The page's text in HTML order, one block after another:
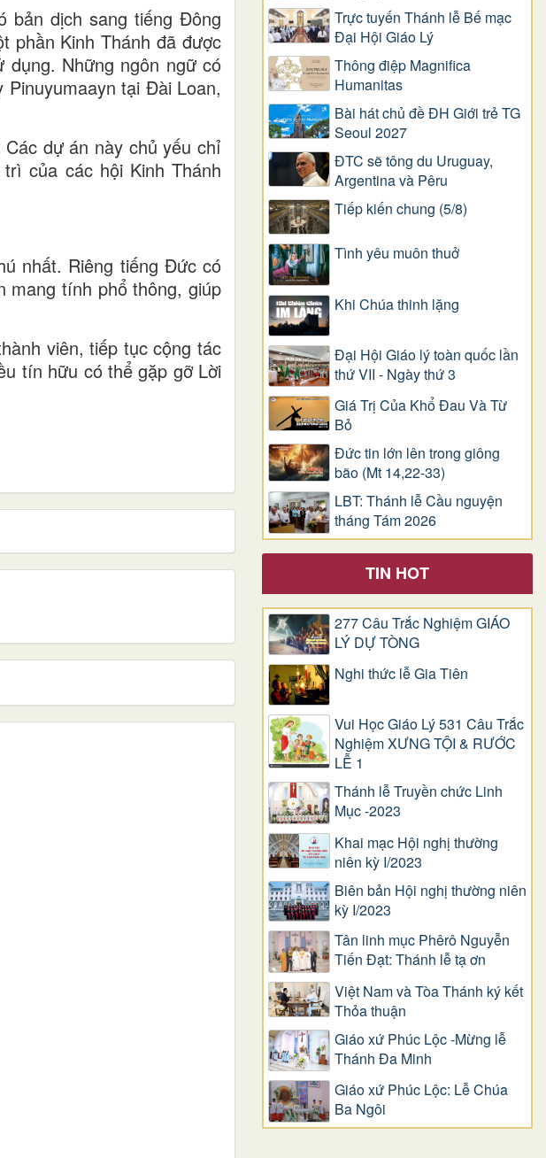
bản dịch sang tiếng Đông
phần Kinh Thánh đã được
dụng. Những ngôn ngữ có
tại Đài Loan,
dự án này chủ yếu chỉ
của các hội Kinh Thánh
nhất. Riêng tiếng Đức có
mang tính phổ thông, giúp
viên, tiếp tục cộng tác
tín hữu có thể gặp gỡ Lời
Trực tuyến Thánh lễ Bế mạc
Đại Hội Giáo Lý
Thông điệp Magnifica
Humanitas
Bài hát chủ đề ĐH Giới trẻ TG
Seoul 2027
ĐTC sẽ tông du Uruguay,
Argentina và Pêru
Tiếp kiến chung (5/8)
Tình yêu muôn thuở
Khi Chúa thinh lặng
Đại Hội Giáo lý toàn quốc lần
thứ VII - Ngày thứ 3
Giá Trị Của Khổ Ðau Và Từ
Bỏ
Đức tin lớn lên trong giông
bão (Mt 14,22-33)
LBT: Thánh lễ Cầu nguyện
tháng Tám 2026
TIN HOT
277 Câu Trắc Nghiệm GIÁO
LÝ DỰ TÒNG
Nghi thức lễ Gia Tiên
Vui Học Giáo Lý 531 Câu Trắc
Nghiệm XƯNG TỘI & RƯỚC
LỄ 1
Thánh lễ Truyền chức Linh
Mục -2023
Khai mạc Hội nghị thường
niên kỳ I/2023
Biên bản Hội nghị thường niên
kỳ I/2023
Tân linh mục Phêrô Nguyễn
Tiến Đạt: Thánh lễ tạ ơn
Việt Nam và Tòa Thánh ký kết
Thỏa thuận
Giáo xứ Phúc Lộc -Mừng lễ
Thánh Đa Minh
Giáo xứ Phúc Lộc: Lễ Chúa
Ba Ngôi